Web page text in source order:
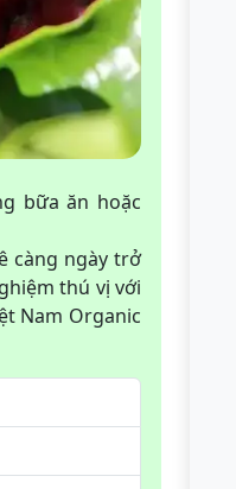
bữa ăn hoặc
càng ngày trở
thú vị với
Nam Organic